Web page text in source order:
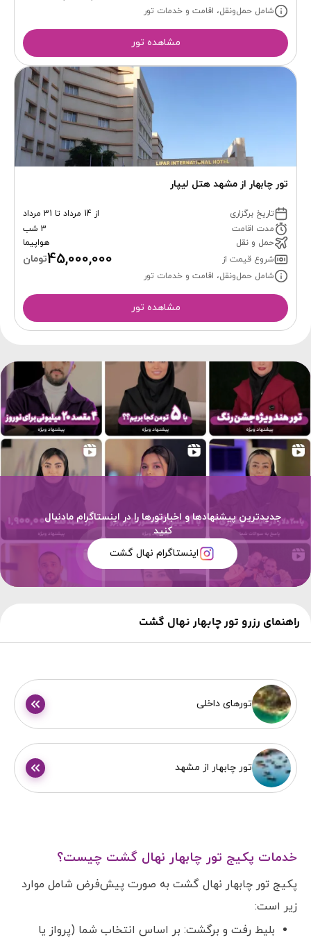
شامل حمل‌ونقل، اقامت و خدمات تور
مشاهده تور
تور چابهار از مشهد هتل لیپار
تاریخ برگزاری
از 14 مرداد تا 31 مرداد
مدت اقامت
3 شب
حمل و نقل
هواپیما
شروع قیمت از
45,000,000تومان
شامل حمل‌ونقل، اقامت و خدمات تور
مشاهده تور
جدیدترین پیشنهادها و اخبارتورها را در اینستاگرام مادنبال
کنید
اینستاگرام نهال گشت
راهنمای رزرو تور چابهار نهال گشت
تورهای داخلی
تور چابهار از مشهد
خدمات پکیج تور چابهار نهال گشت چیست؟
پکیج تور چابهار نهال گشت به صورت پیش‌فرض شامل موارد
زیر است:
بلیط رفت و برگشت: بر اساس انتخاب شما (پرواز یا